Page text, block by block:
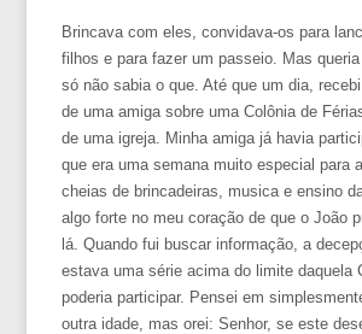
Brincava com eles, convidava-os para
filhos e para fazer um passeio. Mas
só não sabia o que. Até que um dia,
de uma amiga sobre uma Colônia de
de uma igreja. Minha amiga já havia
que era uma semana muito especial para
cheias de brincadeiras, musica e ensino
algo forte no meu coração de que o João
lá. Quando fui buscar informação, a
estava uma série acima do limite daquela
poderia participar. Pensei em
outra idade, mas orei: Senhor, se este